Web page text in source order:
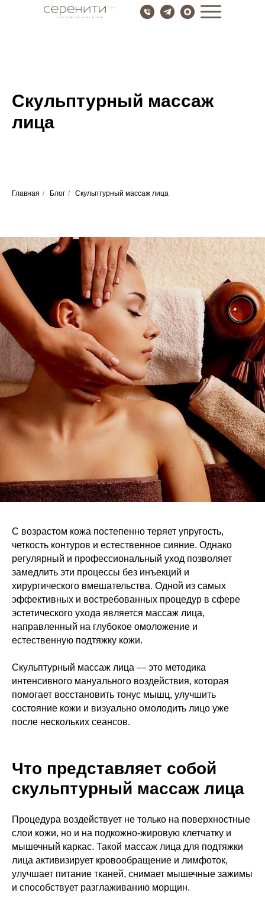
Скульптурный массаж
лица
Главная / Блог / Скульптурный массаж лица
С возрастом кожа постепенно теряет упругость,
четкость контуров и естественное сияние. Однако
регулярный и профессиональный уход позволяет
замедлить эти процессы без инъекций и
хирургического вмешательства. Одной из самых
эффективных и востребованных процедур в сфере
эстетического ухода является массаж лица,
направленный на глубокое омоложение и
естественную подтяжку кожи.
Скульптурный массаж лица — это методика
интенсивного мануального воздействия, которая
помогает восстановить тонус мышц, улучшить
состояние кожи и визуально омолодить лицо уже
после нескольких сеансов.
Что представляет собой
скульптурный массаж лица
Процедура воздействует не только на поверхностные
слои кожи, но и на подкожно-жировую клетчатку и
мышечный каркас. Такой массаж лица для подтяжки
лица активизирует кровообращение и лимфоток,
улучшает питание тканей, снимает мышечные зажимы
и способствует разглаживанию морщин.